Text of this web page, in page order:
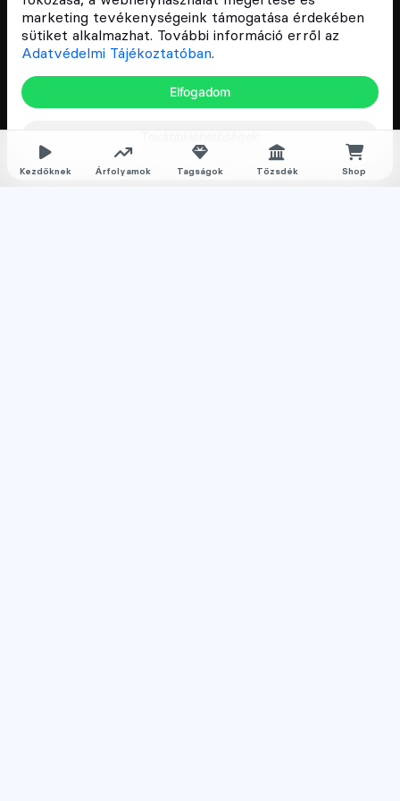
Kezdőknek Árfolyamok Tagságok Tőzsdék Shop
marketing tevékenységeink támogatása érdekében
sütiket alkalmazhat. További információ erről az
Adatvédelmi Tájékoztatóban.
Elfogadom
és vállalatok digitális oktatását és fejlődését.
Oldalak
Árfolyamok
Rólunk